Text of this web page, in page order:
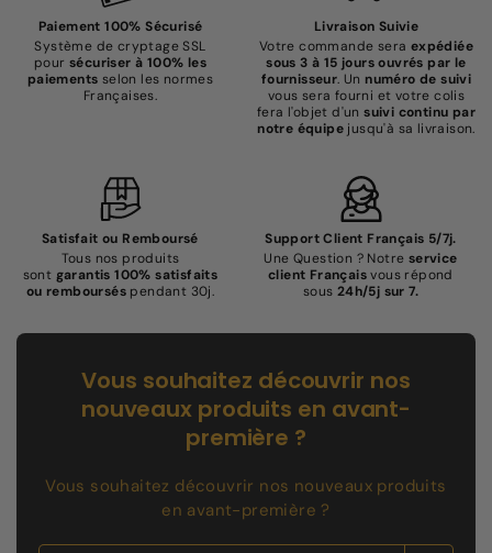
Paiement 100% Sécurisé
Système de cryptage SSL
pour sécuriser à 100% les
paiements selon les normes
Françaises.
Livraison Suivie
Votre commande sera expédiée
sous 3 à 15 jours ouvrés par le
fournisseur. Un numéro de suivi
vous sera fourni et votre colis
fera l'objet d'unsuivi continu par
notre équipe jusqu'à sa livraison.
Satisfait ou Remboursé
Tous nos produits
sont garantis 100% satisfaits
ou remboursés pendant 30j.
Support Client Français 5/7j.
Une Question ? Notre service
client Françaisvous répond
sous 24h/5j sur 7.
Vous souhaitez découvrir nos
nouveaux produits en avant-
première ?
Vous souhaitez découvrir nos nouveaux produits
en avant-première ?